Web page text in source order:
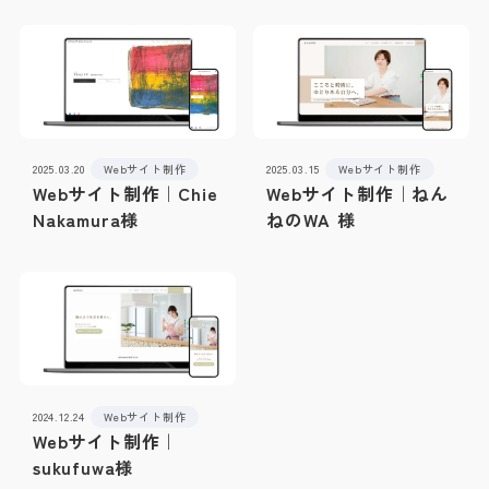
Webサイト制作｜Chie
Nakamura様
2025.03.20 Webサイト制作
Webサイト制作｜ねん
ねのWA 様
2025.03.15 Webサイト制作
Webサイト制作｜
sukufuwa様
2024.12.24 Webサイト制作